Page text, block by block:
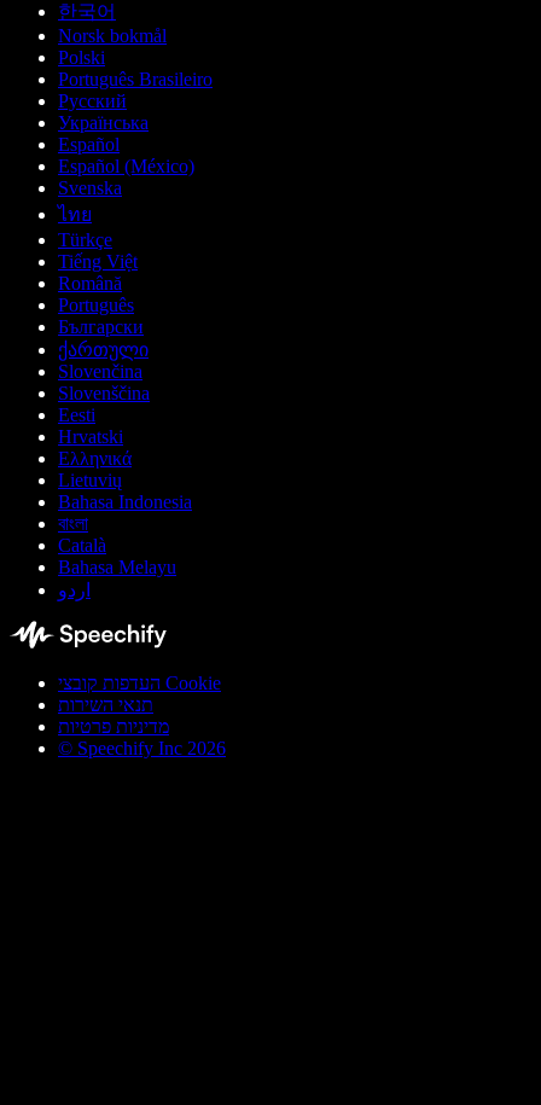
한국어
Norsk bokmål
Polski
Português Brasileiro
Русский
Українська
Español
Español (México)
Svenska
ไทย
Türkçe
Tiếng Việt
Română
Português
Български
ქართული
Slovenčina
Slovenščina
Eesti
Hrvatski
Ελληνικά
Lietuvių
Bahasa Indonesia
বাংলা
Català
Bahasa Melayu
اردو
העדפות קובצי Cookie
תנאי השירות
מדיניות פרטיות
© Speechify Inc 2026